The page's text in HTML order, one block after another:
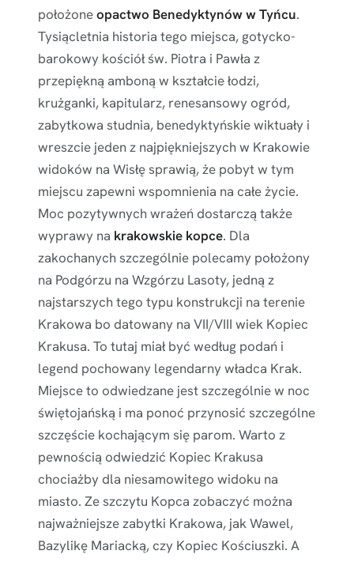
położoneopactwo Benedyktynów w Tyńcu.
Tysiącletnia historia tego miejsca, gotycko-
barokowy kościół św. Piotra i Pawła z
przepiękną amboną w kształcie łodzi,
krużganki, kapitularz, renesansowy ogród,
zabytkowa studnia, benedyktyńskie wiktuały i
wreszcie jeden z najpiękniejszych w Krakowie
widoków na Wisłę sprawią, że pobyt w tym
miejscu zapewni wspomnienia na całe życie.
Moc pozytywnych wrażeń dostarczą także
wyprawy na krakowskie kopce. Dla
zakochanych szczególnie polecamy położony
na Podgórzu na Wzgórzu Lasoty, jedną z
najstarszych tego typu konstrukcji na terenie
Krakowa bo datowany na VII/VIII wiek Kopiec
Krakusa. To tutaj miał być według podań i
legend pochowany legendarny władca Krak.
Miejsce to odwiedzane jest szczególnie w noc
świętojańską i ma ponoć przynosić szczególne
szczęście kochającym się parom. Warto z
pewnością odwiedzić Kopiec Krakusa
chociażby dla niesamowitego widoku na
miasto. Ze szczytu Kopca zobaczyć można
najważniejsze zabytki Krakowa, jak Wawel,
Bazylikę Mariacką, czy Kopiec Kościuszki. A